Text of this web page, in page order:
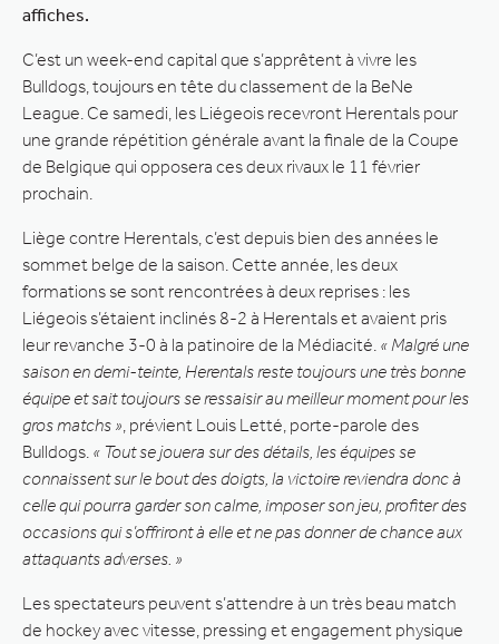
affiches.
C’est un week-end capital que s’apprêtent à vivre les
Bulldogs, toujours en tête du classement de la BeNe
League. Ce samedi, les Liégeois recevront Herentals pour
une grande répétition générale avant la finale de la Coupe
de Belgique qui opposera ces deux rivaux le 11 février
prochain.
Liège contre Herentals, c’est depuis bien des années le
sommet belge de la saison. Cette année, les deux
formations se sont rencontrées à deux reprises : les
Liégeois s’étaient inclinés 8-2 à Herentals et avaient pris
leur revanche 3-0 à la patinoire de la Médiacité. « Malgré une
saison en demi-teinte, Herentals reste toujours une très bonne
équipe et sait toujours se ressaisir au meilleur moment pour les
gros matchs » , prévient Louis Letté, porte-parole des
Bulldogs. « Tout se jouera sur des détails, les équipes se
connaissent sur le bout des doigts, la victoire reviendra donc à
celle qui pourra garder son calme, imposer son jeu, profiter des
occasions qui s’offriront à elle et ne pas donner de chance aux
attaquants adverses. »
Les spectateurs peuvent s’attendre à un très beau match
de hockey avec vitesse, pressing et engagement physique